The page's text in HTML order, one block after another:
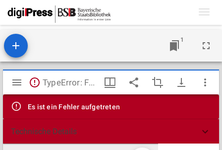
1
Mirador
Viewer
TypeError: Failed to fetch
Es ist ein Fehler aufgetreten
Technische Details